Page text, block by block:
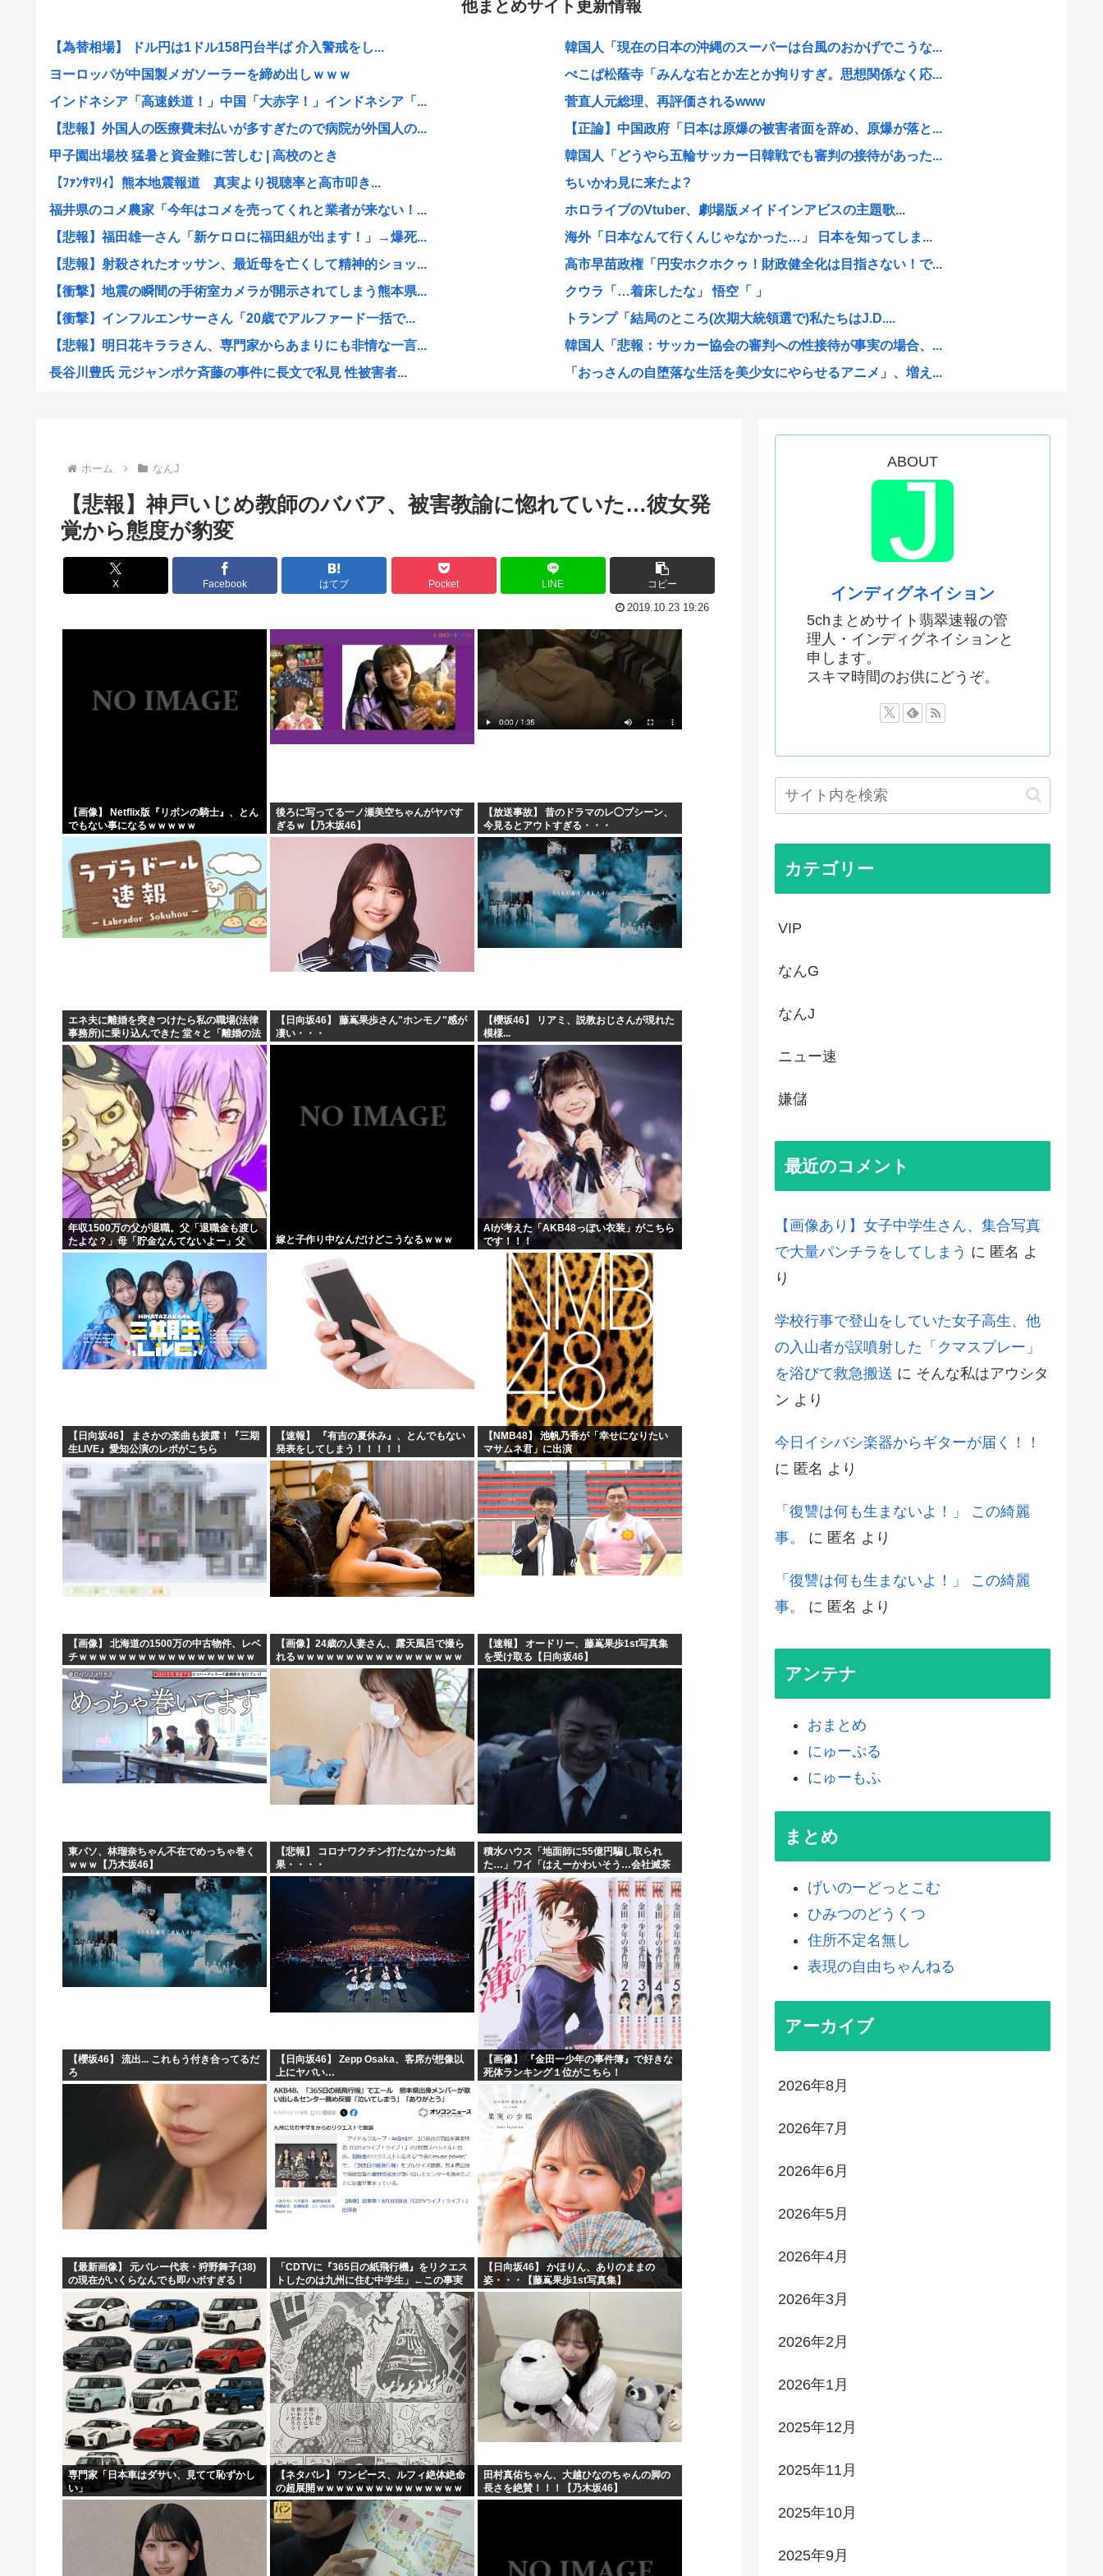
他まとめサイト更新情報
【為替相場】 ドル円は1ドル158円台半ば 介入警戒をし...
ヨーロッパが中国製メガソーラーを締め出しｗｗｗ
インドネシア「高速鉄道！」中国「大赤字！」インドネシア「...
【悲報】外国人の医療費未払いが多すぎたので病院が外国人の...
甲子園出場校 猛暑と資金難に苦しむ | 高校のとき
【ﾌｧﾝｻﾏﾘｨ】熊本地震報道 真実より視聴率と高市叩き...
福井県のコメ農家「今年はコメを売ってくれと業者が来ない！...
【悲報】福田雄一さん「新ケロロに福田組が出ます！」→爆死...
【悲報】射殺されたオッサン、最近母を亡くして精神的ショッ...
【衝撃】地震の瞬間の手術室カメラが開示されてしまう熊本県...
【衝撃】インフルエンサーさん「20歳でアルファード一括で...
【悲報】明日花キララさん、専門家からあまりにも非情な一言...
長谷川豊氏 元ジャンポケ斉藤の事件に長文で私見 性被害者...
工場夜勤ぼく「大谷翔平応援してるの？お前の人生に1ミリも...
ワイ「個人居酒屋だ！入ったろ」 店長「…いらっしゃぃ(ﾎ...
大日本帝国陸軍「侵攻できたとして、食糧どうすんだよ」大本...
【朗報】イギリス、タバコ販売禁止法案を可決www
クビになったバイト先の店長のインスタ見つけた
【画像】大企業「働きたくない人へ」←10万いいね！
【画像】東出昌大の再婚相手の体があまりにすごいｗｗｗ
【悲報】熊本県知事、報道陣土足取材にマジギレ「遺族や被災...
甲子園出場校 猛暑と資金難に苦しむ
「1日10万円稼げる」イージーモードすぎる
韓国人「現在の日本の沖縄のスーパーは台風のおかげでこうな...
ぺこぱ松蔭寺「みんな右とか左とか拘りすぎ。思想関係なく応...
菅直人元総理、再評価されるwww
【正論】中国政府「日本は原爆の被害者面を辞め、原爆が落と...
韓国人「どうやら五輪サッカー日韓戦でも審判の接待があった...
ちいかわ見に来たよ?
ホロライブのVtuber、劇場版メイドインアビスの主題歌...
海外「日本なんて行くんじゃなかった…」 日本を知ってしま...
高市早苗政権「円安ホクホクゥ！財政健全化は目指さない！で...
クウラ「…着床したな」 悟空「 」
トランプ「結局のところ(次期大統領選で)私たちはJ.D....
韓国人「悲報：サッカー協会の審判への性接待が事実の場合、...
「おっさんの自堕落な生活を美少女にやらせるアニメ」、増え...
韓国人「竹田恒泰とか36親等を養子に迎えるなら天皇の血を...
韓国サッカー協会、外国人審判員数十人に性的接待。羨ま死刑
韓国人「韓国サッカー協会が行った国際試合の性的接待の全容...
【超画像 】週刊少年ジャンプ、世代交代に失敗
外国人「2002年W杯は?」韓国サッカーに衝撃的不祥事！...
海外「日本なんて行くんじゃなかった…」 日本を知ってしま...
え？なんでみんな『みいちゃんと山田さん』のアニメ化に怒っ...
【衝撃】 韓国人「宮崎駿が首を縦に振った金額」
韓国人「韓国サッカー協会が行った国際試合の性的接待の全容...
【HUNTER×HUNTER】ヒソカさん、ビスケより弱か...
安倍昭恵「なんで安倍晋三が殺されたのか今でもわからない」
中国が対米ドローン規制強化して世界が騒然！←「事実上の禁...
海外「日本なんて行くんじゃなかった…」 日本を知ってしま...
クルド人問題を訴えてきた河合ゆうすけ、埼玉県知事選挙に立...
ホーム なんJ
【悲報】神戸いじめ教師のババア、被害教諭に惚れていた…彼女発
覚から態度が豹変
X Facebook はてブ Pocket LINE コピー
2019.10.23 19:26
【画像】 Netflix版『リボンの騎士』、とん
でもない事になるｗｗｗｗｗ
後ろに写ってる一ノ瀬美空ちゃんがヤバす
ぎるｗ【乃木坂46】
【放送事故】 昔のドラマのレ◯プシーン、
今見るとアウトすぎる・・・
エネ夫に離婚を突きつけたら私の職場(法律
事務所)に乗り込んできた 堂々と「離婚の法
律相談です。母の薦めでこちらに参りまし
た」と言っているが、...
【日向坂46】 藤嶌果歩さん"ホンモノ"感が
凄い・・・
【櫻坂46】 リアミ、説教おじさんが現れた
模様...
年収1500万の父が退職。父「退職金も渡し
たよな？」母「貯金なんてないよー」父
「全部なくなったの！？」→予想外の返事
に家族騒然となり…
嫁と子作り中なんだけどこうなるｗｗｗ
AIが考えた「AKB48っぽい衣装」がこちら
です！！！
【日向坂46】 まさかの楽曲も披露！『三期
生LIVE』愛知公演のレポがこちら
【速報】 『有吉の夏休み』、とんでもない
発表をしてしまう！！！！！
【NMB48】 池帆乃香が「幸せになりたい
マサムネ君」に出演
【画像】 北海道の1500万の中古物件、レベ
チｗｗｗｗｗｗｗｗｗｗｗｗｗｗｗｗｗｗ
ｗｗ
【画像】24歳の人妻さん、露天風呂で撮ら
れるｗｗｗｗｗｗｗｗｗｗｗｗｗｗｗｗｗ
【速報】 オードリー、藤嶌果歩1st写真集
を受け取る【日向坂46】
東パソ、林瑠奈ちゃん不在でめっちゃ巻く
ｗｗｗ【乃木坂46】
【悲報】 コロナワクチン打たなかった結
果・・・・
積水ハウス「地面師に55億円騙し取られ
た…」ワイ「はえーかわいそう…会社滅茶
苦茶やろなぁ」→
【櫻坂46】 流出... これもう付き合ってるだ
ろ
【日向坂46】 Zepp Osaka、客席が想像以
上にヤバい…
【画像】 『金田一少年の事件簿』で好きな
死体ランキング１位がこちら！
【最新画像】 元バレー代表・狩野舞子(38)
の現在がいくらなんでも即ハボすぎる！
「CDTVに『365日の紙飛行機』をリクエス
トしたのは九州に住む中学生」←この事実
って結構デカいよな【AKB48】
【日向坂46】 かほりん、ありのままの
姿・・・【藤嶌果歩1st写真集】
専門家「日本車はダサい、見てて恥ずかし
い」
【ネタバレ】 ワンピース、ルフィ絶体絶命
の超展開ｗｗｗｗｗｗｗｗｗｗｗｗｗｗｗ
ｗｗｗｗｗｗｗｗｗｗｗｗｗｗｗｗｗｗｗ
ｗｗｗｗｗｗｗｗｗｗｗ...
田村真佑ちゃん、大越ひなのちゃんの脚の
長さを絶賛！！！【乃木坂46】
ABOUT
インディグネイション
5chまとめサイト翡翠速報の管
理人・インディグネイションと
申します。
スキマ時間のお供にどうぞ。
カテゴリー
VIP
なんG
なんJ
ニュー速
嫌儲
最近のコメント
【画像あり】女子中学生さん、集合写真
で大量パンチラをしてしまう に 匿名 よ
り
学校行事で登山をしていた女子高生、他
の入山者が誤噴射した「クマスプレー」
を浴びて救急搬送 に そんな私はアウシタ
ン より
今日イシバシ楽器からギターが届く！！
に 匿名 より
「復讐は何も生まないよ！」 この綺麗
事。
に 匿名 より
「復讐は何も生まないよ！」 この綺麗
事。
に 匿名 より
アンテナ
おまとめ
にゅーぷる
にゅーもふ
まとめ
げいのーどっとこむ
ひみつのどうくつ
住所不定名無し
表現の自由ちゃんねる
アーカイブ
2026年8月
2026年7月
2026年6月
2026年5月
2026年4月
2026年3月
2026年2月
2026年1月
2025年12月
2025年11月
2025年10月
2025年9月